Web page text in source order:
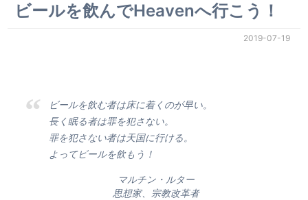
ビールを飲んでHeavenへ行こう！
2019-07-19
ビールを飲む者は床に着くのが早い。
長く眠る者は罪を犯さない。
罪を犯さない者は天国に行ける。
よってビールを飲もう！
マルチン・ルター
思想家、宗教改革者